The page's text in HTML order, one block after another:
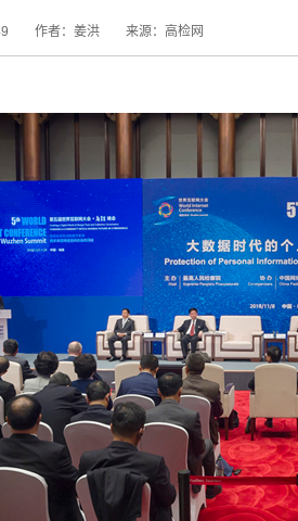
作者：姜洪 来源：高检网